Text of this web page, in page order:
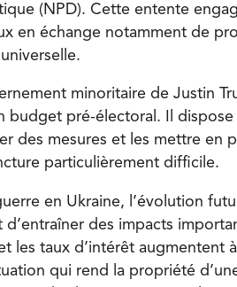
(NPD). Cette entente
en échange notamment de
minoritaire de Justin
budget pré-électoral. Il
des mesures et les mettre en
particulièrement difficile.
en Ukraine, l’évolution
des impacts
les taux d’intérêt augmentent
qui rend la propriété